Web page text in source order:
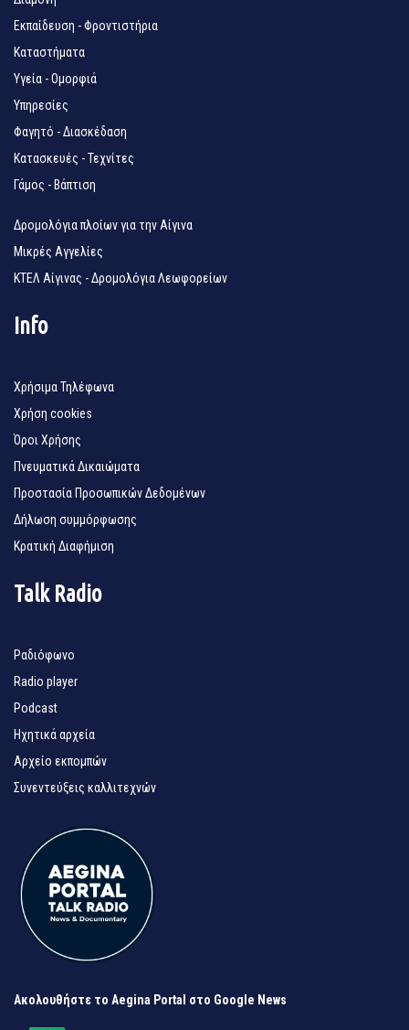
Εκπαίδευση - Φροντιστήρια
Καταστήματα
Υγεία - Ομορφιά
Υπηρεσίες
Φαγητό - Διασκέδαση
Κατασκευές - Τεχνίτες
Γάμος - Βάπτιση
Δρομολόγια πλοίων για την Αίγινα
Μικρές Αγγελίες
ΚΤΕΛ Αίγινας - Δρομολόγια Λεωφορείων
Info
Χρήσιμα Τηλέφωνα
Χρήση cookies
Όροι Χρήσης
Πνευματικά Δικαιώματα
Προστασία Προσωπικών Δεδομένων
Δήλωση συμμόρφωσης
Κρατική Διαφήμιση
Talk Radio
Ραδιόφωνο
Radio player
Podcast
Ηχητικά αρχεία
Αρχείο εκπομπών
Συνεντεύξεις καλλιτεχνών
Ακολουθήστε το Aegina Portal στο Google News